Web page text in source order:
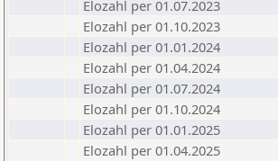
Elozahl per 01.07.2023
Elozahl per 01.10.2023
Elozahl per 01.01.2024
Elozahl per 01.04.2024
Elozahl per 01.07.2024
Elozahl per 01.10.2024
Elozahl per 01.01.2025
Elozahl per 01.04.2025